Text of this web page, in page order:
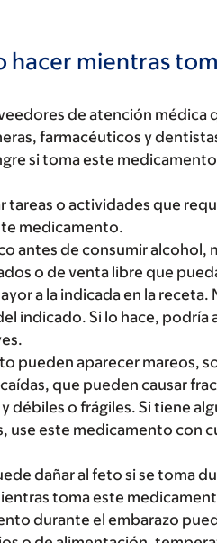
hacer mientras
de atención
farmacéuticos y
si toma este
tareas o actividades que
medicamento.
antes de consumir alcohol,
o de venta libre que
a la indicada en la
indicado. Si lo hace,
pueden aparecer mareos,
que pueden causar
débiles o frágiles. Si tiene
use este medicamento con
dañar al feto si se toma
toma este
durante el embarazo